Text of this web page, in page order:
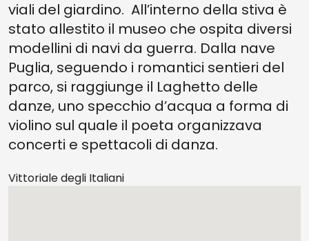
viali del giardino. All’interno della stiva è
stato allestito il museo che ospita diversi
modellini di navi da guerra. Dalla nave
Puglia, seguendo i romantici sentieri del
parco, si raggiunge il Laghetto delle
danze, uno specchio d’acqua a forma di
violino sul quale il poeta organizzava
concerti e spettacoli di danza.
Vittoriale degli Italiani